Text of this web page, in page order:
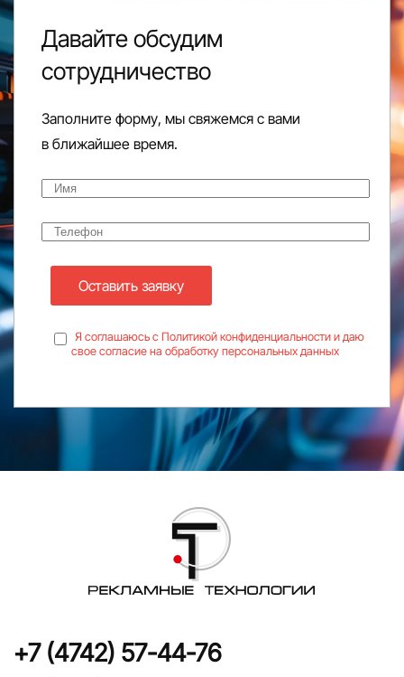
Давайте обсудим
сотрудничество
Заполните форму, мы свяжемся с вами
в ближайшее время.
Оставить заявку
Я соглашаюсь с Политикой конфиденциальности и даю
свое согласие на обработку персональных данных
+7 (4742) 57-44-76